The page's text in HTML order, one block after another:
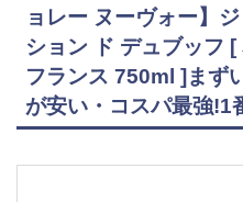
ョレー ヌーヴォー】
ション ド デュブッフ
フランス 750ml ]まず
が安い・コスパ最強!1